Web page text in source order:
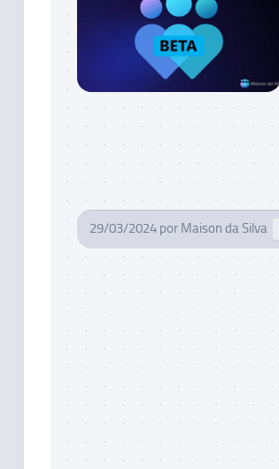
29/03/2024 por Maison da Silva